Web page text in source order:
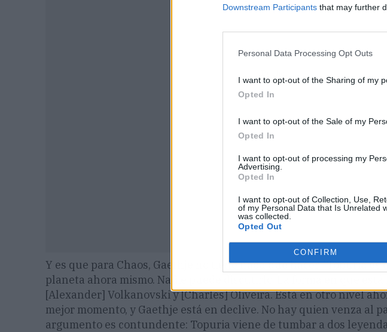
Downstream Participants that may further
Personal Data Processing Opt Outs
I want to opt-out of the Sharing of my
Opted In
I want to opt-out of the Sale of my
Opted In
I want to opt-out of processing my
Advertising.
Opted In
I want to opt-out of Collection, Use,
of my Personal Data that Is Unrelated
was collected.
Opted Out
CONFIRM
Y es que para Chaos, Gaethje no tiene nada que hacer. 'Topuria es
planeta ahora mismo. Nadie puede discutirlo. La forma en que está
[Alexander] Volkanovski y [Charles] Oliveira. Está en otro nivel
mejor momento, y Gaethje está en declive. No hay quien venza al
argumento es contundente: Topuria viene de tumbar a dos